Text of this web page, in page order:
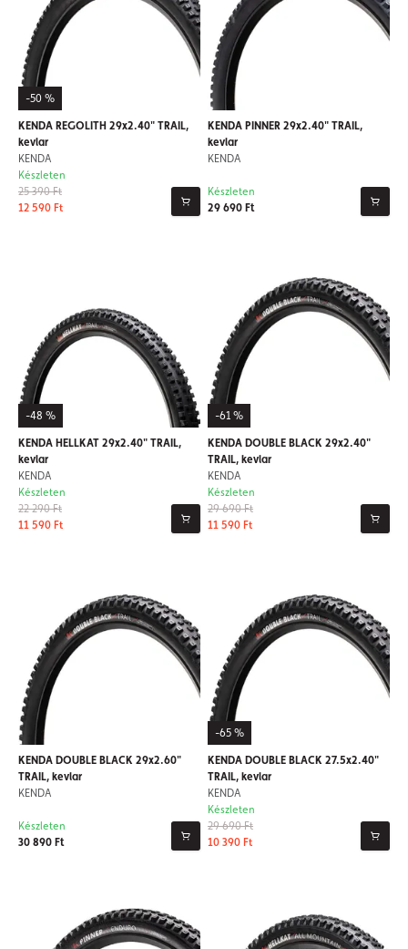
-50 %
KENDA REGOLITH 29x2.40" TRAIL,
kevlar
KENDA
25 390 Ft
12 590 Ft
Készleten
KENDA PINNER 29x2.40" TRAIL,
kevlar
KENDA
29 690 Ft
Készleten
-48 %
KENDA HELLKAT 29x2.40" TRAIL,
kevlar
KENDA
22 290 Ft
11 590 Ft
Készleten
-61 %
KENDA DOUBLE BLACK 29x2.40"
TRAIL, kevlar
KENDA
29 690 Ft
11 590 Ft
Készleten
KENDA DOUBLE BLACK 29x2.60"
TRAIL, kevlar
KENDA
30 890 Ft
Készleten
-65 %
KENDA DOUBLE BLACK 27.5x2.40"
TRAIL, kevlar
KENDA
29 690 Ft
10 390 Ft
Készleten